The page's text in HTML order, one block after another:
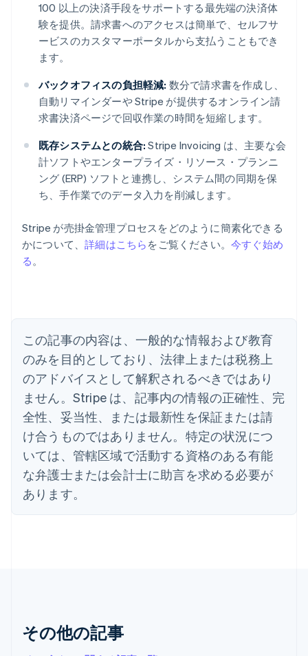
100 以上の決済手段をサポートする最先端の決済体
験を提供。請求書へのアクセスは簡単で、セルフサ
ービスのカスタマーポータルから支払うこともでき
ます。
バックオフィスの負担軽減: 数分で請求書を作成し、
自動リマインダーや Stripe が提供するオンライン請
求書決済ページで回収作業の時間を短縮します。
既存システムとの統合: Stripe Invoicing は、主要な会
計ソフトやエンタープライズ・リソース・プランニ
ング (ERP) ソフトと連携し、システム間の同期を保
ち、手作業でのデータ入力を削減します。
Stripe が売掛金管理プロセスをどのように簡素化できる
かについて、詳細はこちら をご覧ください。今すぐ始め
る。
この記事の内容は、一般的な情報および教育
のみを目的としており、法律上または税務上
のアドバイスとして解釈されるべきではあり
ません。Stripe は、記事内の情報の正確性、完
全性、妥当性、または最新性を保証または請
け合うものではありません。特定の状況につ
いては、管轄区域で活動する資格のある有能
な弁護士または会計士に助言を求める必要が
あります。
その他の記事
アイルランド
English
イギリス
English
イタリア
ItalianoEnglish
インド
English
エストニア
English
オーストラリア
English
オーストリア
オランダ
NederlandsEnglish
EnglishItaliano
ジブラルタル